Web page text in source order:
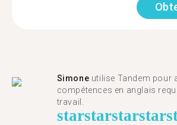
Simone utilise Tandem pour
compétences en anglais
travail.
starstarstarstar